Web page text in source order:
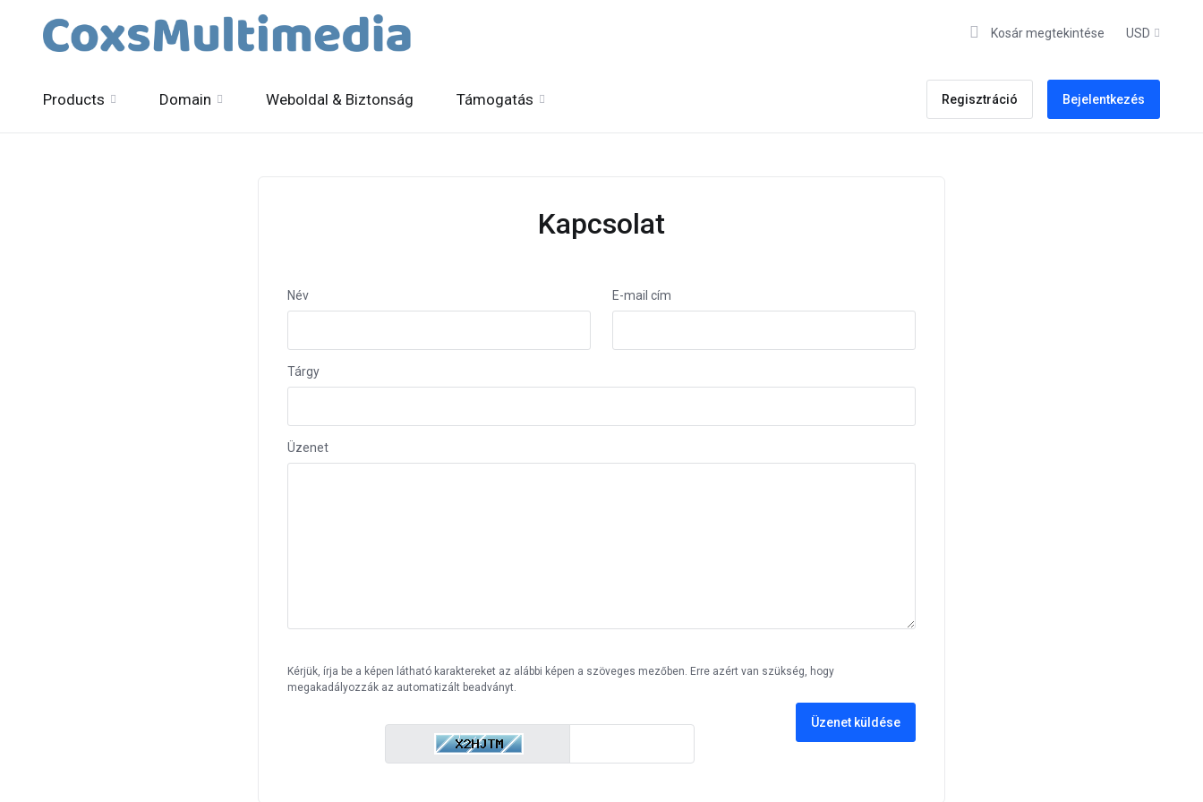
Kosár megtekintése USD
Products Domain Weboldal & Biztonság Támogatás Regisztráció Bejelentkezés
Kapcsolat
Név E-mail cím
Tárgy
Üzenet
Kérjük, írja be a képen látható karaktereket az alábbi képen a szöveges mezőben. Erre azért van szükség, hogy
megakadályozzák az automatizált beadványt.
Üzenet küldése